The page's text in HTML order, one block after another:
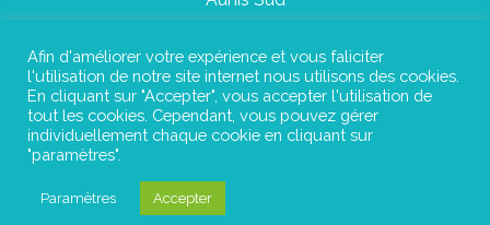
Plan du site
Mentions légales
©Instant Urbain
Afin d'améliorer votre expérience et vous faliciter
l'utilisation de notre site internet nous utilisons des cookies.
En cliquant sur "Accepter", vous accepter l'utilisation de
tout les cookies. Cependant, vous pouvez gérer
individuellement chaque cookie en cliquant sur
"paramètres".
Paramètres Accepter